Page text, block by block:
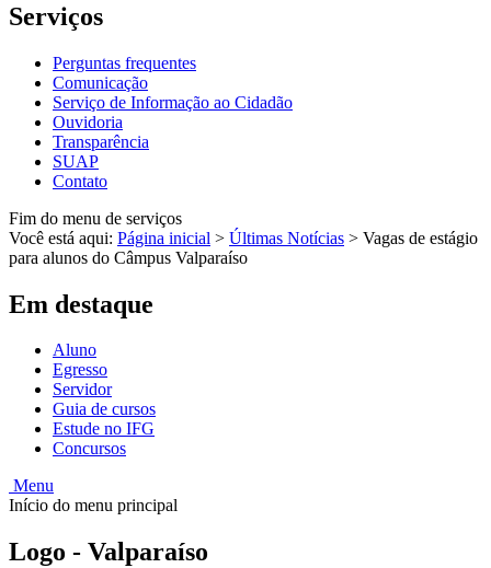
Serviços
Perguntas frequentes
Comunicação
Serviço de Informação ao Cidadão
Ouvidoria
Transparência
SUAP
Contato
Fim do menu de serviços
Você está aqui: Página inicial > Últimas Notícias > Vagas de estágio
para alunos do Câmpus Valparaíso
Em destaque
Aluno
Egresso
Servidor
Guia de cursos
Estude no IFG
Concursos
Menu
Início do menu principal
Logo - Valparaíso